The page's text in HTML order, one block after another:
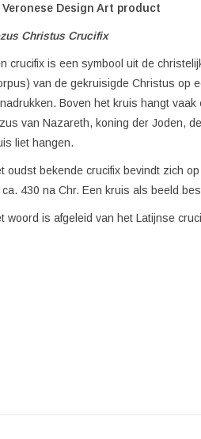
Veronese Design Art product
Christus Crucifix
crucifix is een symbool uit de
van de gekruisigde Christus op
Boven het kruis hangt
van Nazareth, koning der Joden,
liet hangen.
oudst bekende crucifix bevindt zich
ca. 430 na Chr. Een kruis als beeld
woord is afgeleid van het Latijnse